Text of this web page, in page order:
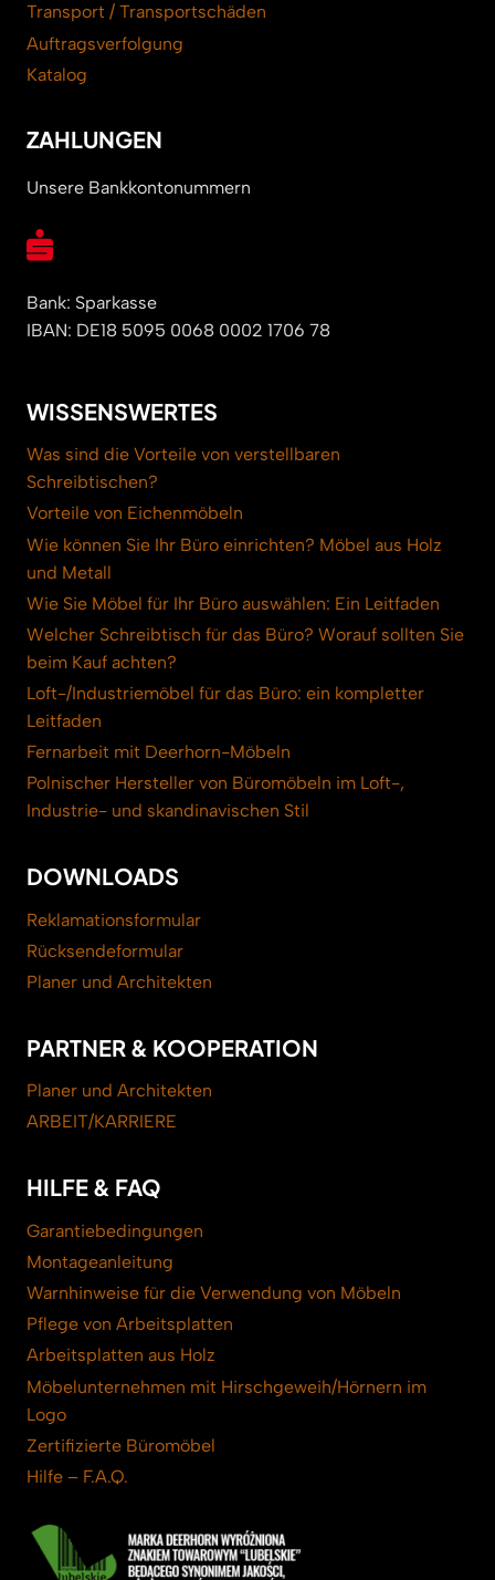
Transport / Transportschäden
Auftragsverfolgung
Katalog
ZAHLUNGEN
Unsere Bankkontonummern
Bank: Sparkasse
IBAN: DE18 5095 0068 0002 1706 78
WISSENSWERTES
Was sind die Vorteile von verstellbaren
Schreibtischen?
Vorteile von Eichenmöbeln
Wie können Sie Ihr Büro einrichten? Möbel aus Holz
und Metall
Wie Sie Möbel für Ihr Büro auswählen: Ein Leitfaden
Welcher Schreibtisch für das Büro? Worauf sollten Sie
beim Kauf achten?
Loft-/Industriemöbel für das Büro: ein kompletter
Leitfaden
Fernarbeit mit Deerhorn-Möbeln
Polnischer Hersteller von Büromöbeln im Loft-,
Industrie- und skandinavischen Stil
DOWNLOADS
Reklamationsformular
Rücksendeformular
Planer und Architekten
PARTNER & KOOPERATION
Planer und Architekten
ARBEIT/KARRIERE
HILFE & FAQ
Garantiebedingungen
Montageanleitung
Warnhinweise für die Verwendung von Möbeln
Pflege von Arbeitsplatten
Arbeitsplatten aus Holz
Möbelunternehmen mit Hirschgeweih/Hörnern im
Logo
Zertifizierte Büromöbel
Hilfe – F.A.Q.